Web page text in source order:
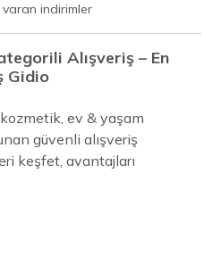
indirimler
Alışveriş – En
Gidio
ev & yaşam
güvenli alışveriş
keşfet, avantajları